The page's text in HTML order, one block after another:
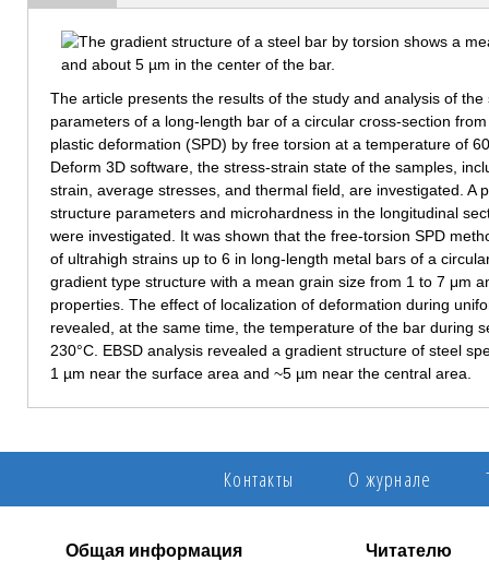
The article presents the results of the study and analysis of
parameters of a long-length bar of a circular cross-section
plastic deformation (SPD) by free torsion at a temperature of
Deform 3D software, the stress-strain state of the samples,
strain, average stresses, and thermal field, are investigated. A
structure parameters and microhardness in the longitudinal
were investigated. It was shown that the free-torsion SPD
of ultrahigh strains up to 6 in long-length metal bars of a
gradient type structure with a mean grain size from 1 to 7 μm
properties. The effect of localization of deformation during
revealed, at the same time, the temperature of the bar during
230°C. EBSD analysis revealed a gradient structure of steel
1 µm near the surface area and ~5 µm near the central area.
Контакты О журнале
Общая информация Читателю